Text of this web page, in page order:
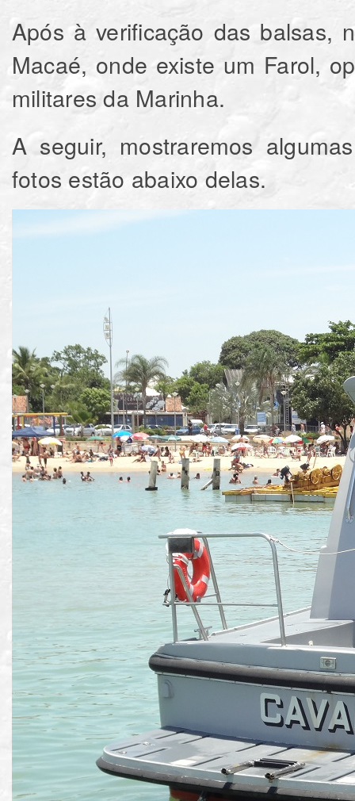
Após à verificação das balsas,
Macaé, onde existe um Farol,
militares da Marinha.
A seguir, mostraremos
fotos estão abaixo delas.